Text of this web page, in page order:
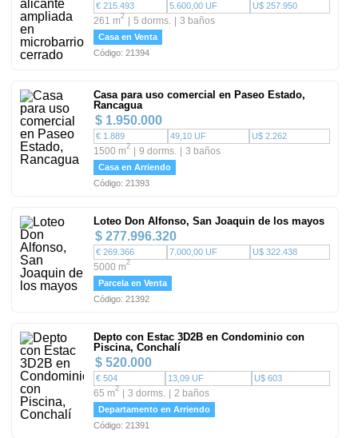
€ 215.493 5.600,00 UF U$ 257.950
261 m2 5 dorms. 3 baños
Casa en Venta
Código: 21394
Casa para uso comercial en Paseo Estado,
Rancagua
$ 1.950.000
€ 1.889 49,10 UF U$ 2.262
1500 m2 9 dorms. 3 baños
Casa en Arriendo
Código: 21393
Loteo Don Alfonso, San Joaquin de los mayos
$ 277.996.320
€ 269.366 7.000,00 UF U$ 322.438
5000 m2
Parcela en Venta
Código: 21392
Depto con Estac 3D2B en Condominio con
Piscina, Conchalí
$ 520.000
€ 504 13,09 UF U$ 603
65 m2 3 dorms. 2 baños
Departamento en Arriendo
Código: 21391